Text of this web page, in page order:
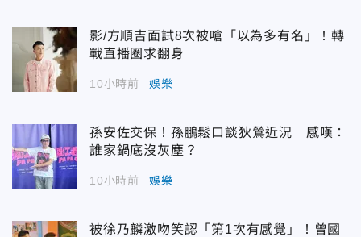
影/方順吉面試8次被嗆「以為多有名」！轉
戰直播圈求翻身
10小時前 娛樂
孫安佐交保！孫鵬鬆口談狄鶯近況 感嘆：
誰家鍋底沒灰塵？
10小時前 娛樂
被徐乃麟激吻笑認「第1次有感覺」！曾國